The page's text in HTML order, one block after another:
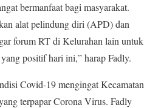
bermanfaat bagi masyarakat.
alat pelindung diri (APD) dan
forum RT di Kelurahan lain untuk
positif hari ini,” harap Fadly.
Covid-19 mengingat Kecamatan
terpapar Corona Virus. Fadly